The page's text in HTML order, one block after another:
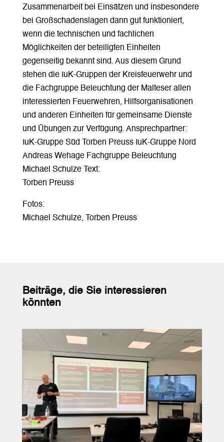
Zusammenarbeit bei Einsätzen und insbesondere
bei Großschadenslagen dann gut funktioniert,
wenn die technischen und fachlichen
Möglichkeiten der beteiligten Einheiten
gegenseitig bekannt sind. Aus diesem Grund
stehen die IuK-Gruppen der Kreisfeuerwehr und
die Fachgruppe Beleuchtung der Malteser allen
interessierten Feuerwehren, Hilfsorganisationen
und anderen Einheiten für gemeinsame Dienste
und Übungen zur Verfügung. Ansprechpartner:
IuK-Gruppe Süd Torben Preuss IuK-Gruppe Nord
Andreas Wehage Fachgruppe Beleuchtung
Michael Schulze Text:
Torben Preuss
Fotos:
Michael Schulze, Torben Preuss
Beiträge, die Sie interessieren
könnten